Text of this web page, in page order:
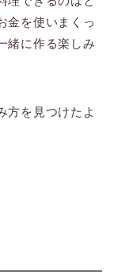
金を使いまくっ
緒に作る楽しみ
方を見つけたよ